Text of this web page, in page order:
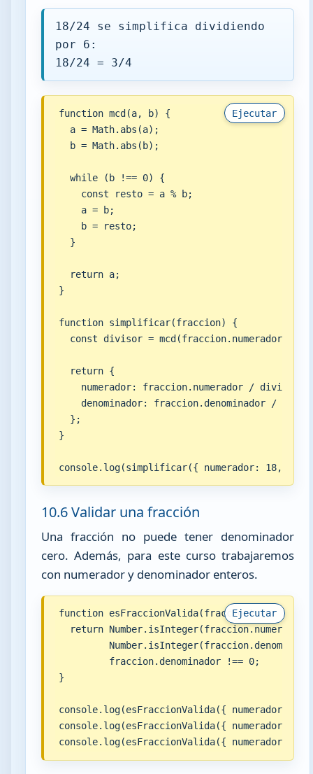
18/24 se simplifica dividiendo
por 6:
18/24 = 3/4
Ejecutar
function mcd(a, b) {
  a = Math.abs(a);
  b = Math.abs(b);
  while (b !== 0) {
    const resto = a % b;
    a = b;
    b = resto;
  }
  return a;
}
function simplificar(fraccion) {
const divisor = mcd(fraccion.numerador,
  return {
    numerador: fraccion.numerador / divisor,
denominador: fraccion.denominador /
  };
}
console.log(simplificar({ numerador: 18,
10.6 Validar una fracción
Una fracción no puede tener denominador
cero. Además, para este curso trabajaremos
con numerador y denominador enteros.
Ejecutar
function esFraccionValida(fraccion) {
return Number.isInteger(fraccion.numerador)
         fraccion.denominador !== 0;
}
console.log(esFraccionValida({ numerador: 3,
console.log(esFraccionValida({ numerador: 3,
console.log(esFraccionValida({ numerador: